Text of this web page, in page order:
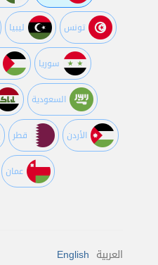
تونس ليبيا
سوريا
السعودية
اﻷردن قطر
عمان
العربية English